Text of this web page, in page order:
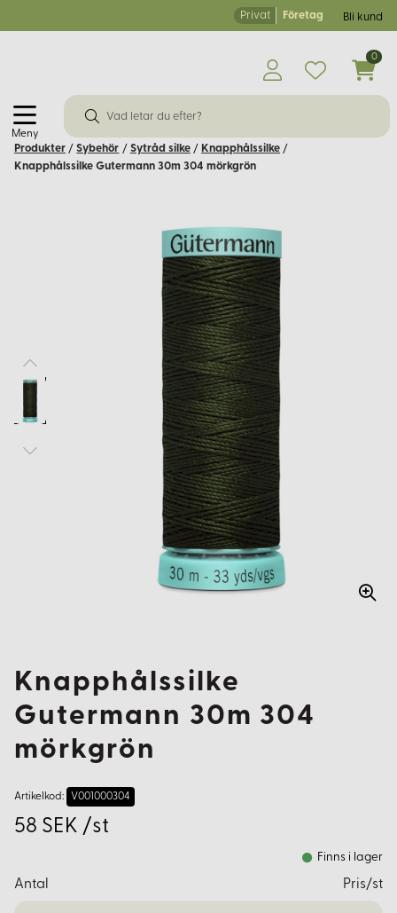
Privat Företag Bli kund
Meny
0
Produkter / Sybehör / Sytråd silke / Knapphålssilke /
Knapphålssilke Gutermann 30m 304 mörkgrön
Knapphålssilke
Gutermann 30m 304
mörkgrön
Artikelkod: V001000304
58 SEK /st
Finns i lager
Antal Pris/st